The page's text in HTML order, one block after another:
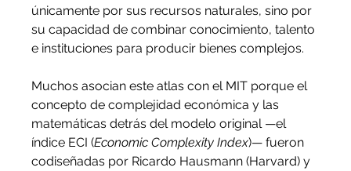
únicamente por sus recursos naturales, sino por
su capacidad de combinar conocimiento, talento
e instituciones para producir bienes complejos.
Muchos asocian este atlas con el MIT porque el
concepto de complejidad económica y las
matemáticas detrás del modelo original —el
índice ECI (Economic Complexity Index)— fueron
codiseñadas por Ricardo Hausmann (Harvard) y